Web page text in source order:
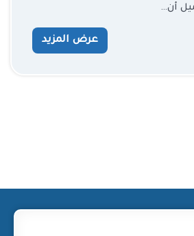
أن…
عرض المزيد